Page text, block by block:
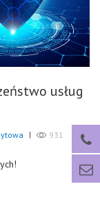
usług
| 931